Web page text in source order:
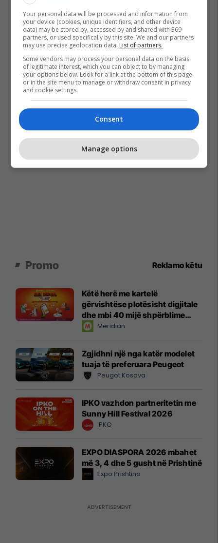
Promo Reklamo këtu
Këtë herë me kartelë
gërvishtëse plotësisht digjitale
dhe mbi 40 mijë shpërblime
instant!Meridian
Zgjidhni një nga katër modelet
tuaja të preferuara Peugeot
Peugot Kosova
IPKO vazhdon partneritetin me
Sunny Hill Festival 2026
IPKO
EXPO DIASPORA 2026 mbahet
më 3, 4 dhe 5 gusht në Prishtinë
Expo Prishtina
Your personal data will be processed and information from
your device (cookies, unique identifiers, and other device
data) may be stored by, accessed by and shared with 369
partners, or used specifically by this site. We and our partners
may use precise geolocation data. List of partners.
Some vendors may process your personal data on the basis
of legitimate interest, which you can object to by managing
your options below. Look for a link at the bottom of this page
or in the site menu to manage or withdraw consent in privacy
and cookie settings.
Consent
Manage options